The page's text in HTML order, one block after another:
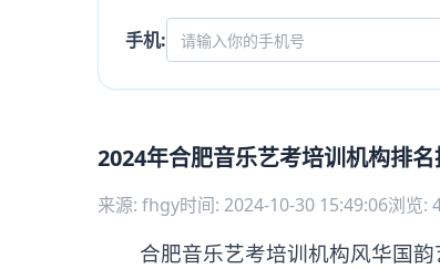
手机:
2024年合肥音乐艺考培训机构排名
来源: fhgy时间: 2024-10-30 15:49:06浏览:
合肥音乐艺考培训机构风华国韵